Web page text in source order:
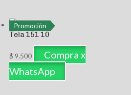
Promoción
Tela 151 10
$ 9.500
Compra x
WhatsApp